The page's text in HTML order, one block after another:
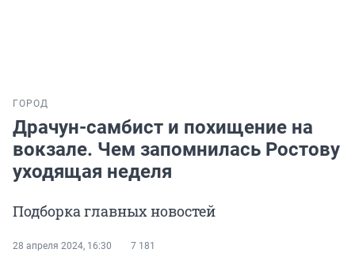
ГОРОД
Драчун-самбист и похищение на
вокзале. Чем запомнилась Ростову
уходящая неделя
Подборка главных новостей
28 апреля 2024, 16:30 7 181